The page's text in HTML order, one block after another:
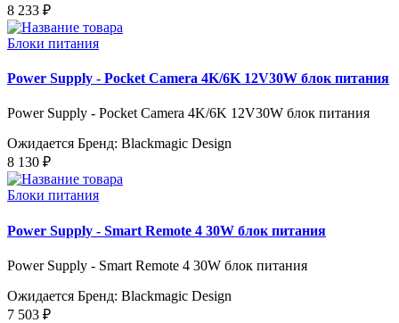
8 233 ₽
Блоки питания
Power Supply - Pocket Camera 4K/6K 12V30W блок питания
Power Supply - Pocket Camera 4K/6K 12V30W блок питания
Ожидается Бренд: Blackmagic Design
8 130 ₽
Блоки питания
Power Supply - Smart Remote 4 30W блок питания
Power Supply - Smart Remote 4 30W блок питания
Ожидается Бренд: Blackmagic Design
7 503 ₽